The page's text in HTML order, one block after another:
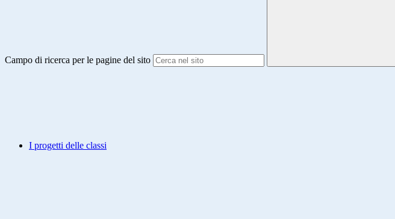
Campo di ricerca per le pagine del sito
I progetti delle classi